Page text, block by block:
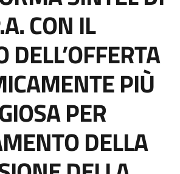
CON IL
DELL’OFFERTA
PIÙ
PER
DELLA